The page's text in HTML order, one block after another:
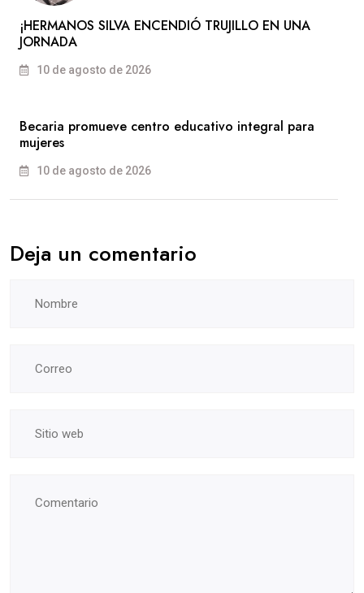
​¡HERMANOS SILVA ENCENDIÓ TRUJILLO EN UNA
JORNADA
10 de agosto de 2026
Becaria promueve centro educativo integral para
mujeres
10 de agosto de 2026
Deja un comentario